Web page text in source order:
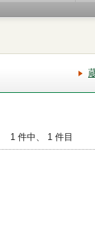
1 件中、 1 件目